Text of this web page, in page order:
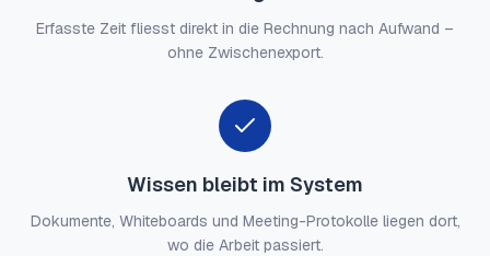
Erfasste Zeit fliesst direkt in die Rechnung nach Aufwand –
ohne Zwischenexport.
Wissen bleibt im System
Dokumente, Whiteboards und Meeting-Protokolle liegen dort,
wo die Arbeit passiert.